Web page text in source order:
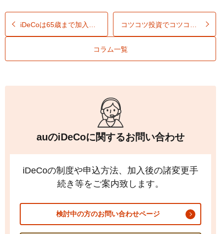
iDeCoは65歳まで加入可能に！つみたてNISAと併用して老後に向けた資産形成を
コラム一覧
auのiDeCoに関するお問い合わせ
iDeCoの制度や申込方法、加入後の諸変更手
続き等をご案内致します。
検討中の方のお問い合わせページ